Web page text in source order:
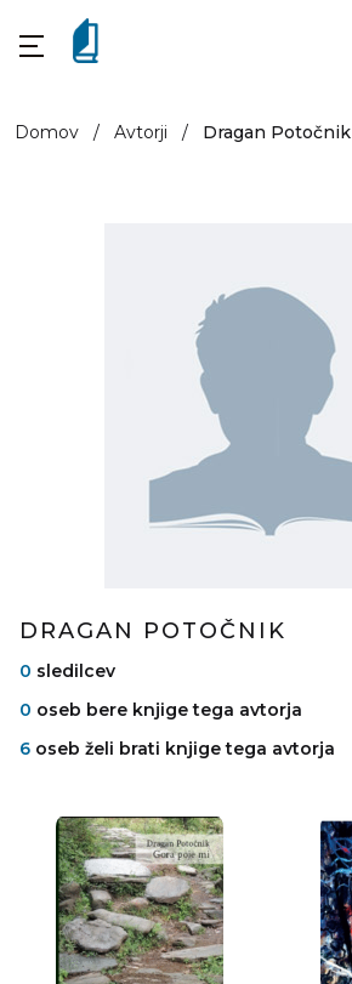
Domov / Avtorji / Dragan Potočnik
DRAGAN POTOČNIK
0 sledilcev
0 oseb bere knjige tega avtorja
6 oseb želi brati knjige tega avtorja